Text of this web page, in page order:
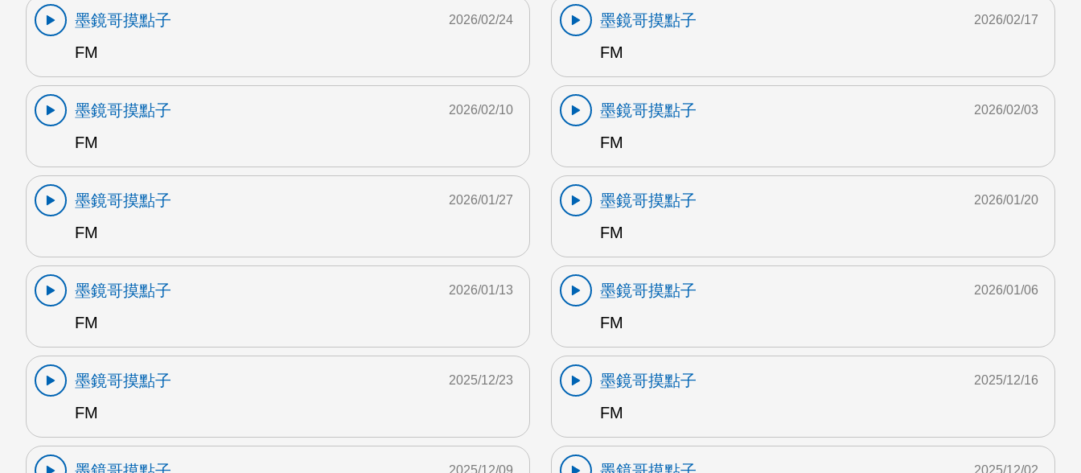
墨鏡哥摸點子
FM
2026/02/24
墨鏡哥摸點子
FM
2026/02/17
墨鏡哥摸點子
FM
2026/02/10
墨鏡哥摸點子
FM
2026/02/03
墨鏡哥摸點子
FM
2026/01/27
墨鏡哥摸點子
FM
2026/01/20
墨鏡哥摸點子
FM
2026/01/13
墨鏡哥摸點子
FM
2026/01/06
墨鏡哥摸點子
FM
2025/12/23
墨鏡哥摸點子
FM
2025/12/16